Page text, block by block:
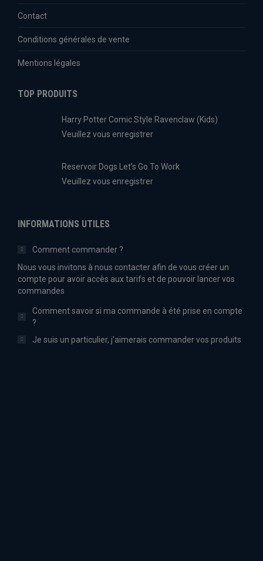
Contact
Conditions générales de vente
Mentions légales
TOP PRODUITS
Harry Potter Comic Style Ravenclaw (Kids)
Veuillez vous enregistrer
Reservoir Dogs Let's Go To Work
Veuillez vous enregistrer
INFORMATIONS UTILES
Comment commander ?
Nous vous invitons à nous contacter afin de vous créer un
compte pour avoir accès aux tarifs et de pouvoir lancer vos
commandes
Comment savoir si ma commande à été prise en compte
?
Je suis un particulier, j'aimerais commander vos produits